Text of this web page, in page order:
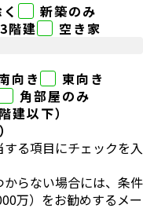
新築のみ
3階建
空き家
向き
東向き
角部屋のみ
建以下）
る項目にチェックを入
らない場合には、条件
万）をお勧めするメー